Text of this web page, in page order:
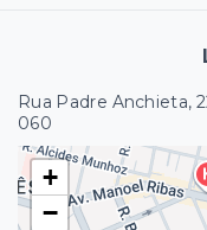
Rua Padre Anchieta,
060
+
−